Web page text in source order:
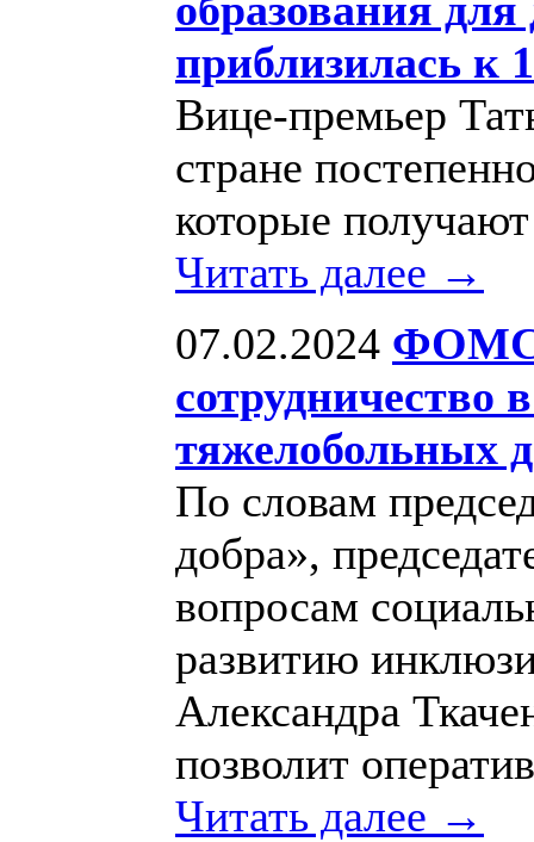
приблизилась к
Вице-премьер
стране
которые
Читать далее →
07.02.2024 ФОМС
сотрудничество
тяжелобольных
По словам
добра»,
вопросам
развитию
Александра
позволит
Читать далее →